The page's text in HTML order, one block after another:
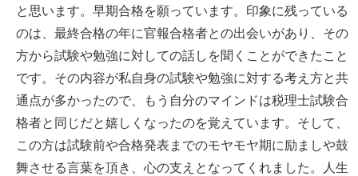
と思います。早期合格を願っています。印象に残っている
のは、最終合格の年に官報合格者との出会いがあり、その
方から試験や勉強に対しての話しを聞くことができたこと
です。その内容が私自身の試験や勉強に対する考え方と共
通点が多かったので、もう自分のマインドは税理士試験合
格者と同じだと嬉しくなったのを覚えています。そして、
この方は試験前や合格発表までのモヤモヤ期に励ましや鼓
舞させる言葉を頂き、心の支えとなってくれました。人生